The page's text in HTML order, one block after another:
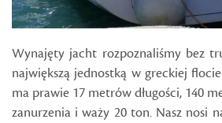
Wynajęty jacht rozpoznaliśmy bez
największą jednostką w greckiej
ma prawie 17 metrów długości, 140
zanurzenia i waży 20 ton. Nasz nosi